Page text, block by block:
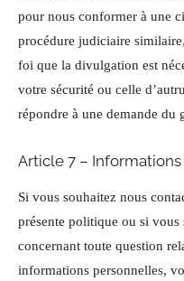
pour nous conformer à une
procédure judiciaire
foi que la divulgation est
votre sécurité ou celle
répondre à une demande du
Article 7 –
Si vous souhaitez nous
présente politique ou si vous
concernant toute question
informations personnelles,